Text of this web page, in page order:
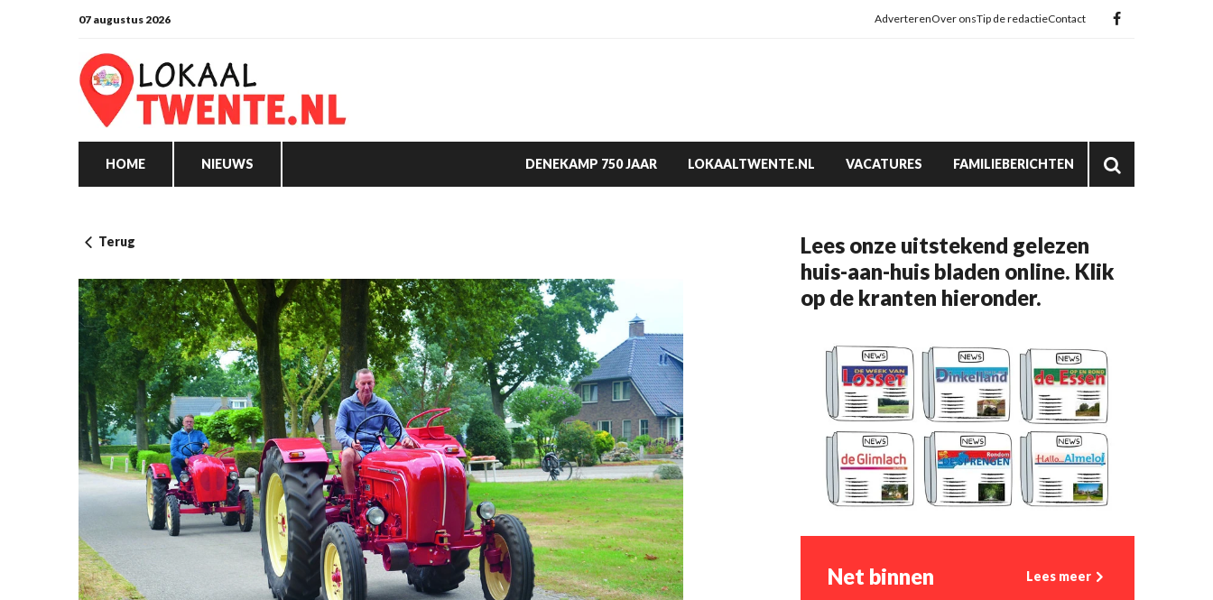
07 augustus 2026 AdverterenOver onsTip de redactieContact
HOME NIEUWS DENEKAMP 750 JAAR LOKAALTWENTE.NL VACATURES FAMILIEBERICHTEN
Terug
Lees onze uitstekend gelezen
huis-aan-huis bladen online. Klik
op de kranten hieronder.
Net binnen Lees meer